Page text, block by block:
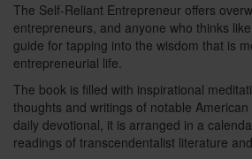
The Self-Reliant Entrepreneur offers
entrepreneurs, and anyone who thinks
guide for tapping into the wisdom that is
entrepreneurial life.
The book is filled with inspirational
thoughts and writings of notable
daily devotional, it is arranged in a
readings of transcendentalist literature